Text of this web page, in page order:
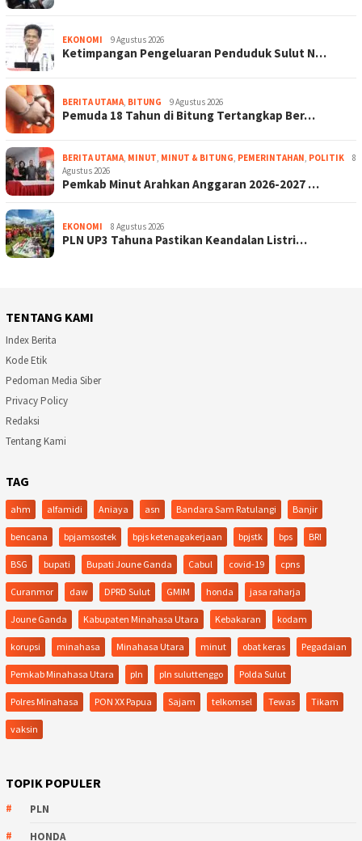
EKONOMI 9 Agustus 2026
Ketimpangan Pengeluaran Penduduk Sulut N…
BERITA UTAMA, BITUNG 9 Agustus 2026
Pemuda 18 Tahun di Bitung Tertangkap Ber…
BERITA UTAMA, MINUT, MINUT & BITUNG, PEMERINTAHAN, POLITIK
8
Agustus 2026
Pemkab Minut Arahkan Anggaran 2026-2027 …
EKONOMI 8 Agustus 2026
PLN UP3 Tahuna Pastikan Keandalan Listri…
TENTANG KAMI
Index Berita
Kode Etik
Pedoman Media Siber
Privacy Policy
Redaksi
Tentang Kami
TAG
ahm alfamidi Aniaya asn Bandara Sam Ratulangi Banjir
bencana bpjamsostek bpjs ketenagakerjaan bpjstk bps BRI
BSG bupati Bupati Joune Ganda Cabul covid-19 cpns
Curanmor daw DPRD Sulut GMIM honda jasa raharja
Joune Ganda Kabupaten Minahasa Utara Kebakaran kodam
korupsi minahasa Minahasa Utara minut obat keras Pegadaian
Pemkab Minahasa Utara pln pln suluttenggo Polda Sulut
Polres Minahasa PON XX Papua Sajam telkomsel Tewas Tikam
vaksin
TOPIK POPULER
PLN
HONDA